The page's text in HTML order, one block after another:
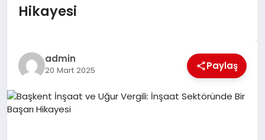
MAGAZIN
EKONOMI
EĞITIM
Hikayesi
admin
20 Mart 2025 Paylaş